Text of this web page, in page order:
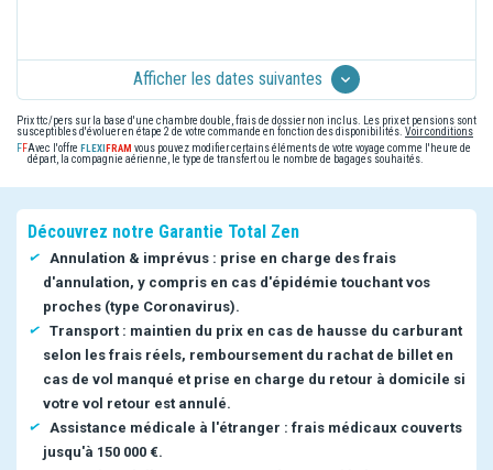
Afficher les dates suivantes
Prix ttc/pers sur la base d'une chambre double, frais de dossier non inclus. Les prix et pensions sont
susceptibles d'évoluer en étape 2 de votre commande en fonction des disponibilités. Voir conditions
Avec l'offre
vous pouvez modifier certains éléments de votre voyage comme l'heure de
départ, la compagnie aérienne, le type de transfert ou le nombre de bagages souhaités.
Découvrez notre Garantie Total Zen
Annulation & imprévus : prise en charge des frais
d'annulation, y compris en cas d'épidémie touchant vos
proches (type Coronavirus).
Transport : maintien du prix en cas de hausse du carburant
selon les frais réels, remboursement du rachat de billet en
cas de vol manqué et prise en charge du retour à domicile si
votre vol retour est annulé.
Assistance médicale à l'étranger : frais médicaux couverts
jusqu'à 150 000 €.